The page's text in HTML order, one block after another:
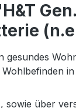
über